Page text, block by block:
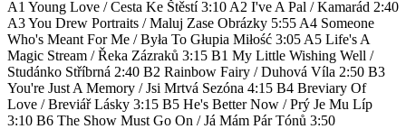
A1 Young Love / Cesta Ke Štěstí 3:10 A2 I've A Pal / Kamarád 2:40
A3 You Drew Portraits / Maluj Zase Obrázky 5:55 A4 Someone
Who's Meant For Me / Była To Głupia Miłość 3:05 A5 Life's A
Magic Stream / Řeka Zázraků 3:15 B1 My Little Wishing Well /
Studánko Stříbrná 2:40 B2 Rainbow Fairy / Duhová Víla 2:50 B3
You're Just A Memory / Jsi Mrtvá Sezóna 4:15 B4 Breviary Of
Love / Breviář Lásky 3:15 B5 He's Better Now / Prý Je Mu Líp
3:10 B6 The Show Must Go On / Já Mám Pár Tónů 3:50